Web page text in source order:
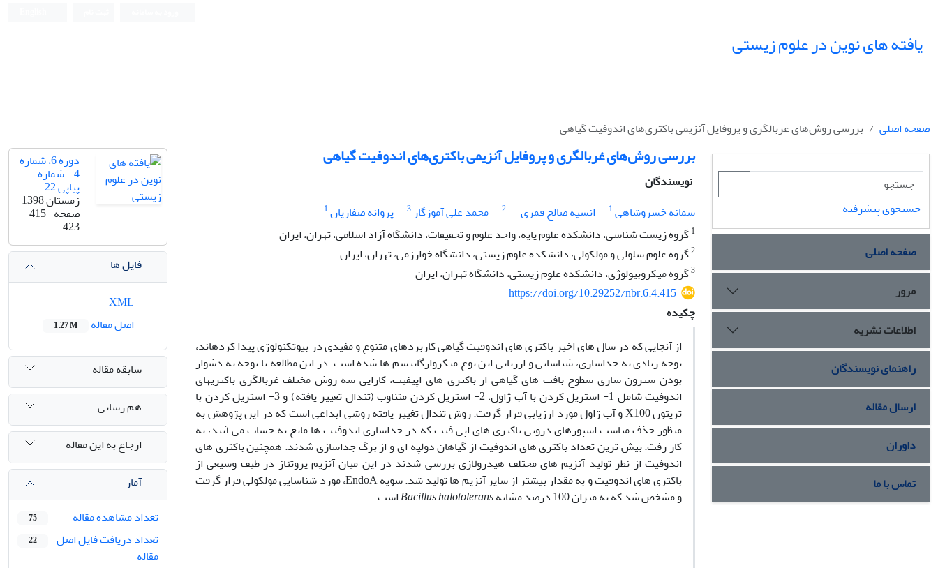
یافته های نوین در علوم زیستی
صفحه اصلی بررسی روش‌های‌ غربالگری و پروفایل آنزیمی باکتری‌های اندوفیت گیاهی
بررسی روش‌های‌ غربالگری و پروفایل آنزیمی باکتری‌های اندوفیت گیاهی
نویسندگان
سمانه خسروشاهی1 انسیه صالح قمری 2 محمد علی آموزگار3 پروانه صفاریان1
1گروه زیست شناسی، دانشکده علوم پایه، واحد علوم و تحقیقات، دانشگاه آزاد اسلامی، تهران، ایران
2گروه علوم سلولی و مولکولی، دانشکده علوم زیستی، دانشگاه خوارزمی، تهران، ایران
3گروه میکروبیولوژی، دانشکده علوم زیستی، دانشگاه تهران، ایران
https://doi.org/10.29252/nbr.6.4.415
چکیده
از آنجایی که در سال ­های اخیر باکتری­ های اندوفیت گیاهی کاربردهای متنوع و مفیدی در بیوتکنولوژی پیدا کرده­اند،
توجه زیادی به جداسازی، شناسایی و ارزیابی این نوع میکروارگانیسم ­ها شده است. در این مطالعه با توجه به دشوار
بودن سترون سازی سطوح بافت­ های گیاهی از باکتری­ های اپی­فیت، کارایی سه روش مختلف غربالگری باکتری­های
اندوفیت شامل 1- استریل کردن با آب ژاول، 2- استریل کردن متناوب (تندال تغییر یافته) و 3- استریل کردن با
تریتونX100و آب ژاول مورد ارزیابی قرار گرفت. روش تندال تغییر یافته روشی ابداعی است که در این پژوهش به
منظور حذف مناسب اسپور­های درونی باکتری ­های اپی فیت که در جداسازی اندوفیت­ ها مانع به حساب می ­آیند، به
کار رفت. بیش ­ترین تعداد باکتری­ های اندوفیت از گیاهان دولپه ­ای و از برگ جداسازی شدند. همچنین باکتری­ های
اندوفیت از نظر تولید آنزیم ­های مختلف هیدرولازی بررسی شدند در این میان آنزیم پروتئاز در طیف وسیعی از
باکتری­ های اندوفیت و به مقدار بیشتر از سایر آنزیم­ ها تولید شد. سویهEndoA، مورد شناسایی مولکولی قرار گرفت
و مشخص شد که به میزان 100 درصد مشابه
Bacillus halotoleransاست.
دوره 6، شماره
4 - شماره
پیاپی 22
زمستان 1398
صفحه415-
423
فایل ها
اصل مقاله
1.27 M
سابقه مقاله
هم رسانی
ارجاع به این مقاله
آمار
تعداد مشاهده مقاله
75
تعداد دریافت فایل اصل
مقاله
22
جستجوی پیشرفته
صفحه اصلی
مرور
اطلاعات نشریه
راهنمای نویسندگان
ارسال مقاله
داوران
تماس با ما